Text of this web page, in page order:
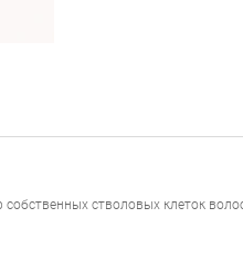
стволовых клеток